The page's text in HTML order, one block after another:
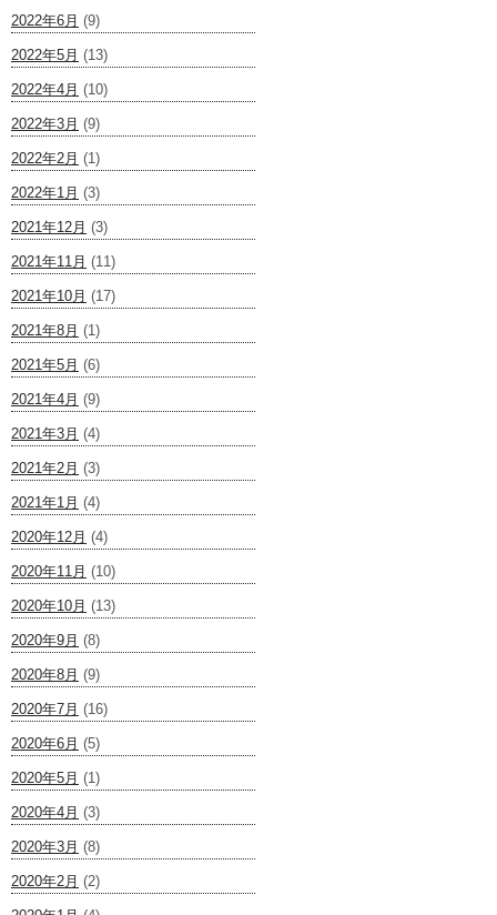
2022年6月 (9)
2022年5月 (13)
2022年4月 (10)
2022年3月 (9)
2022年2月 (1)
2022年1月 (3)
2021年12月 (3)
2021年11月 (11)
2021年10月 (17)
2021年8月 (1)
2021年5月 (6)
2021年4月 (9)
2021年3月 (4)
2021年2月 (3)
2021年1月 (4)
2020年12月 (4)
2020年11月 (10)
2020年10月 (13)
2020年9月 (8)
2020年8月 (9)
2020年7月 (16)
2020年6月 (5)
2020年5月 (1)
2020年4月 (3)
2020年3月 (8)
2020年2月 (2)